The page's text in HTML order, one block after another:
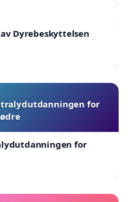
Dyrebeskyttelsen
for
for